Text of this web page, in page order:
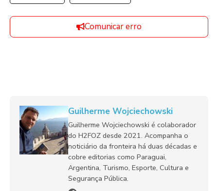
Comunicar erro
Guilherme Wojciechowski
Guilherme Wojciechowski é colaborador
do H2FOZ desde 2021. Acompanha o
noticiário da fronteira há duas décadas e
cobre editorias como Paraguai,
Argentina, Turismo, Esporte, Cultura e
Segurança Pública.